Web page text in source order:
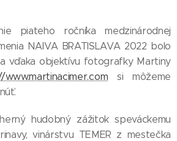
piateho ročníka medzinárodnej
NAIVA BRATISLAVA 2022 bolo
vďaka objektívu fotografky Martiny
si môžeme
hudobný zážitok speváckemu
vinárstvu TEMER z mestečka